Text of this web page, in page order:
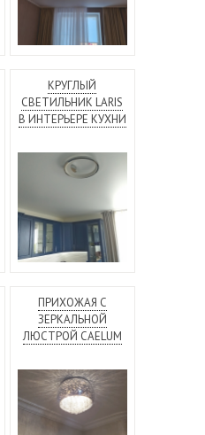
КРУГЛЫЙ
СВЕТИЛЬНИК LARIS
В ИНТЕРЬЕРЕ КУХНИ
ПРИХОЖАЯ С
ЗЕРКАЛЬНОЙ
ЛЮСТРОЙ CAELUM